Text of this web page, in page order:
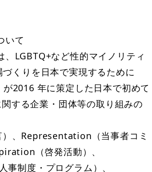
いて
、LGBTQ+など性的マイノリティ
づくりを日本で実現するために
2016 年に策定した日本で初めて
関する企業・団体等の取り組みの
）、Representation（当事者コミ
（啓発活動）、
事制度・プログラム）、